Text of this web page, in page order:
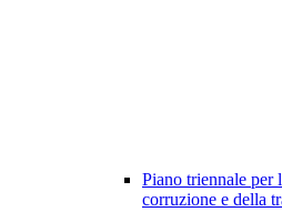
Piano triennale per
corruzione e della